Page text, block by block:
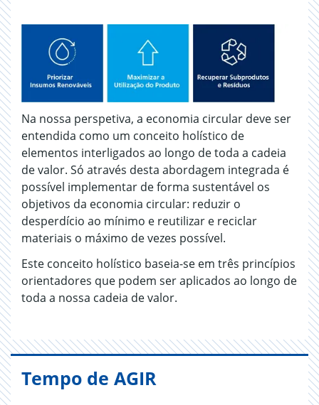
Na nossa perspetiva, a economia circular deve ser
entendida como um conceito holístico de
elementos interligados ao longo de toda a cadeia
de valor. Só através desta abordagem integrada é
possível implementar de forma sustentável os
objetivos da economia circular: reduzir o
desperdício ao mínimo e reutilizar e reciclar
materiais o máximo de vezes possível.
Este conceito holístico baseia-se em três princípios
orientadores que podem ser aplicados ao longo de
toda a nossa cadeia de valor.
Tempo de AGIR